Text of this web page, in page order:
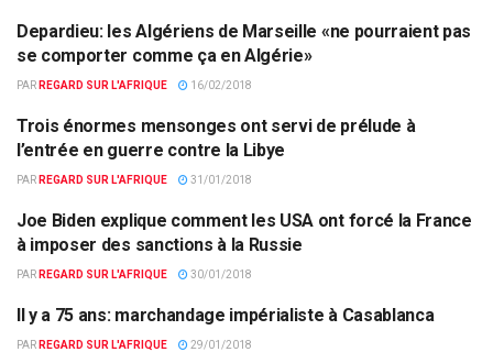
FAITS DIVERS
Depardieu: les Algériens de Marseille «ne pourraient pas
se comporter comme ça en Algérie»
PAR REGARD SUR L'AFRIQUE 16/02/2018
EUROPE & MONDE
Trois énormes mensonges ont servi de prélude à
l’entrée en guerre contre la Libye
PAR REGARD SUR L'AFRIQUE 31/01/2018
COMMERCE
Joe Biden explique comment les USA ont forcé la France
à imposer des sanctions à la Russie
PAR REGARD SUR L'AFRIQUE 30/01/2018
ACTUALITÉS PAR PAYS
Il y a 75 ans: marchandage impérialiste à Casablanca
PAR REGARD SUR L'AFRIQUE 29/01/2018